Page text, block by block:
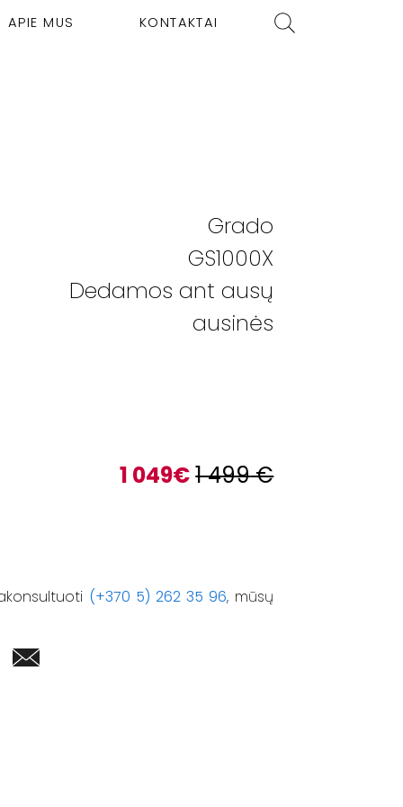
APIE MUS KONTAKTAI
Grado
GS1000X
Dedamos ant ausų
ausinės
1 049€1 499€
(+370 5) 262 35 96, mūsų